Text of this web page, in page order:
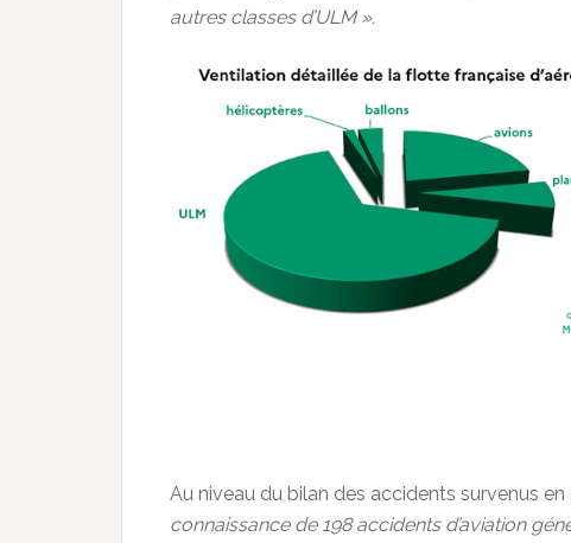
autres classes d’ULM ».
Au niveau du bilan des accidents survenus en
connaissance de 198 accidents d’aviation